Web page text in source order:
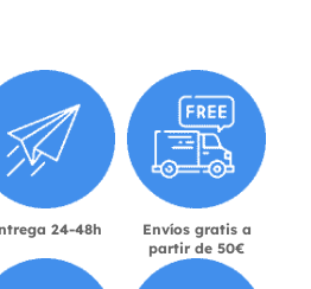
24-48h
Envíos gratis a
partir de 50€